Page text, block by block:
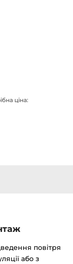
ціна:
повітря
або з